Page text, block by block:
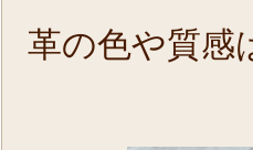
革の色や質感